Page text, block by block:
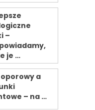
–
je …
a
– na …